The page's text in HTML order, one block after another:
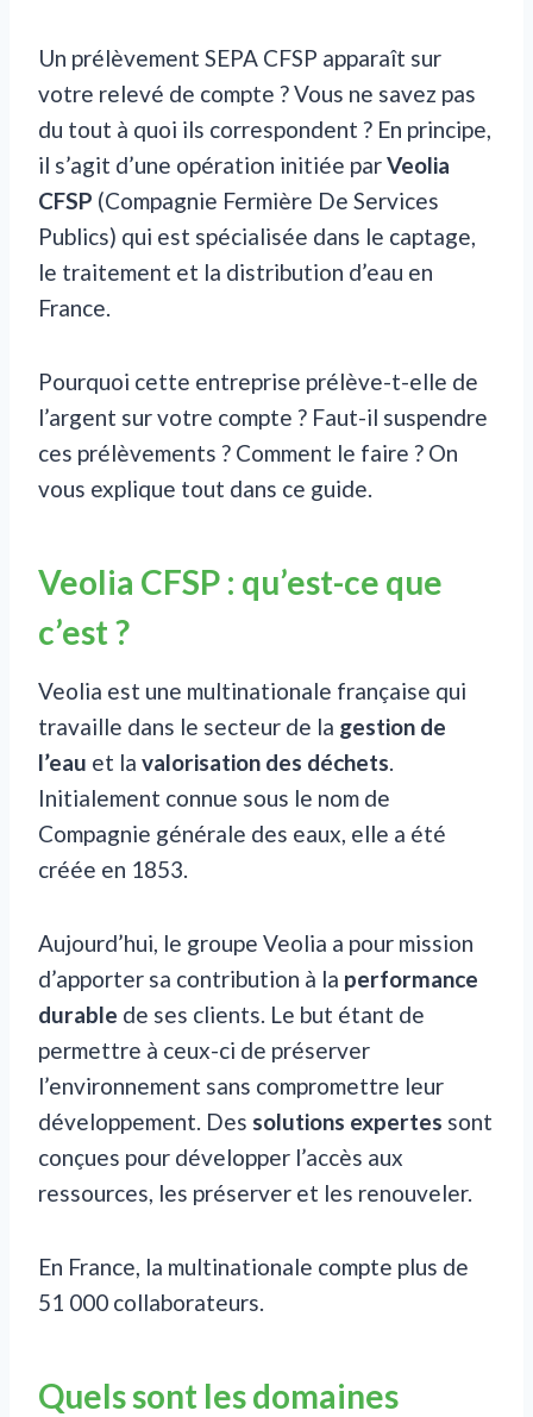
Un prélèvement SEPA CFSP apparaît sur
votre relevé de compte ? Vous ne savez pas
du tout à quoi ils correspondent ? En principe,
il s’agit d’une opération initiée parVeolia
CFSP (Compagnie Fermière De Services
Publics) qui est spécialisée dans le captage,
le traitement et la distribution d’eau en
France.
Pourquoi cette entreprise prélève-t-elle de
l’argent sur votre compte ? Faut-il suspendre
ces prélèvements ? Comment le faire ? On
vous explique tout dans ce guide.
Veolia CFSP : qu’est-ce que
c’est ?
Veolia est une multinationale française qui
travaille dans le secteur de la gestion de
l’eau et la valorisation des déchets.
Initialement connue sous le nom de
Compagnie générale des eaux, elle a été
créée en 1853.
Aujourd’hui, le groupe Veolia a pour mission
d’apporter sa contribution à la performance
durable de ses clients. Le but étant de
permettre à ceux-ci de préserver
l’environnement sans compromettre leur
développement. Des solutions expertes sont
conçues pour développer l’accès aux
ressources, les préserver et les renouveler.
En France, la multinationale compte plus de
51 000 collaborateurs.
Quels sont les domaines